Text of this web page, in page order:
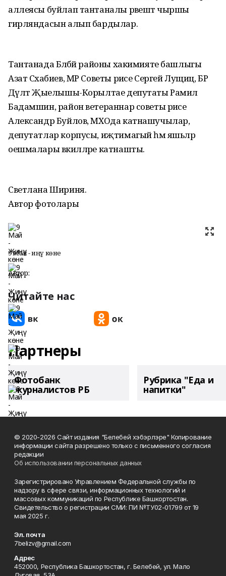
аллеясы буйлап тантаналы рәвештә чыршы
гирляндасын алып бардылар.
Тантанада Бәләбәй районы хакимияте башлыгы
Азат Сәхабиев, МР Советы рәисе Сергей Лущиц, БР
Дәүләт Җыелышы-Корылтае депутаты Рамил
Бадамшин, район ветераннар советы рәисе
Александр Буйлов, МХОда катнашучылар,
депутатлар корпусы, иҗтимагый һәм яшьләр
оешмалары вәкилләре катнашты.
Светлана Шириня.
Автор фотолары
9 Май - Җиңү көне
Автор:
Читайте нас
Партнеры
Фотобанк
журналистов РБ
Рубрика "Еда и
напитки"
© 2020-2026 Сайт издания "Белебей хэбэрлэре" Копирование
информации сайта разрешено только с письменного согласия
редакции
Об использовании персональных данных
Зарегистрировано Управлением Федеральной службы по
надзору в сфере связи, информационных технологий и
массовых коммуникаций по Республике Башкортостан.
Свидетельство о регистрации СМИ: ПИ №ТУ02-01799 от 19
мая 2025 г.
Эл. почта
7belizv@gmail.com
Адрес
452000, Республика Башкортостан, г. Белебей, ул. Мало